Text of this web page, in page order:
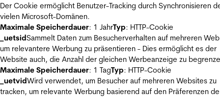
Der Cookie ermöglicht Benutzer-Tracking durch Synchronisieren
vielen Microsoft-Domänen.
Maximale Speicherdauer: 1 JahrTyp: HTTP-Cookie
_uetsidSammelt Daten zum Besucherverhalten auf mehreren
um relevantere Werbung zu präsentieren - Dies ermöglicht es der
Website auch, die Anzahl der gleichen Werbeanzeige zu
Maximale Speicherdauer: 1 TagTyp: HTTP-Cookie
_uetvidWird verwendet, um Besucher auf mehreren Websites zu
tracken, um relevante Werbung basierend auf den Präferenzen